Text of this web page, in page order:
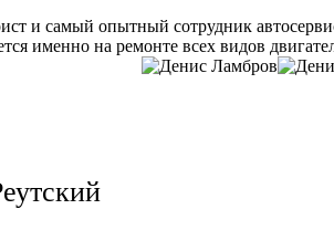
и самый опытный сотрудник
именно на ремонте всех видов